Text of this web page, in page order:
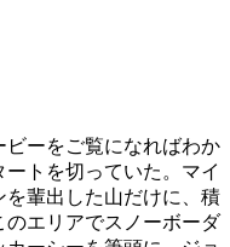
ビーをご覧になればわか
トを切っていた。マイ
を輩出した山だけに、積
エリアでスノーボーダ